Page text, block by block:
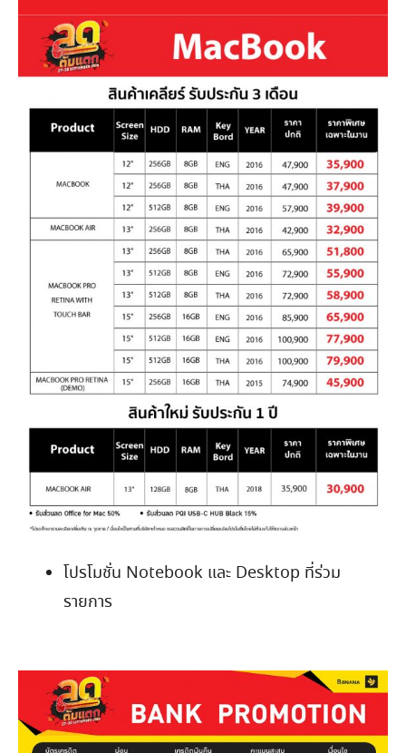
โปรโมชั่น Notebook และ Desktop ที่ร่วม
รายการ